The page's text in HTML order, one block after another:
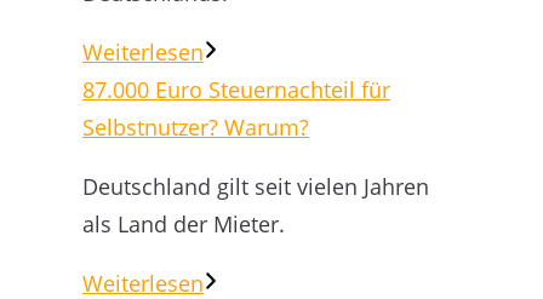
Weiterlesen
87.000 Euro Steuernachteil für
Selbstnutzer? Warum?
Deutschland gilt seit vielen Jahren
als Land der Mieter.
Weiterlesen